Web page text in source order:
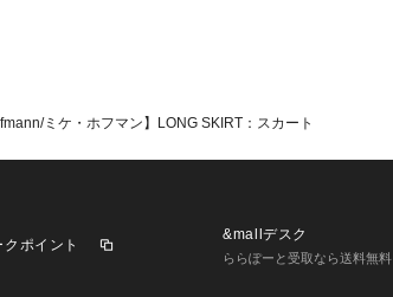
ミケ・ホフマン】LONG SKIRT：スカート
ポイント
&mallデスク
ららぽーと受取なら送料無料